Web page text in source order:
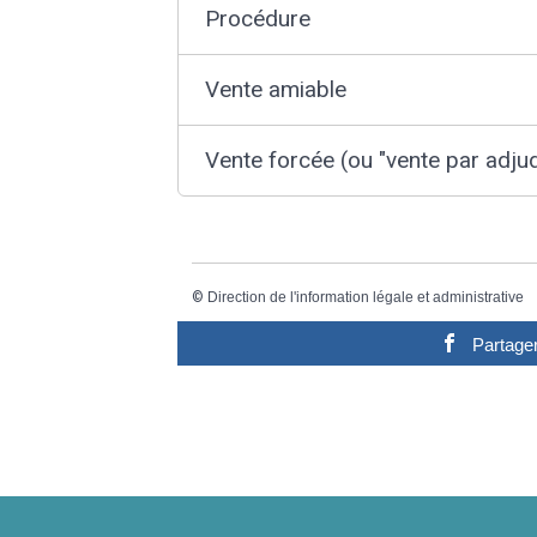
Procédure
Vente amiable
Vente forcée (ou "vente par
© Direction de l'information légale et administrative